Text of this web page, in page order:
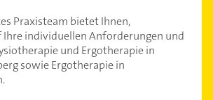
Praxisteam bietet Ihnen,
individuellen Anforderungen und
und Ergotherapie in
sowie Ergotherapie in